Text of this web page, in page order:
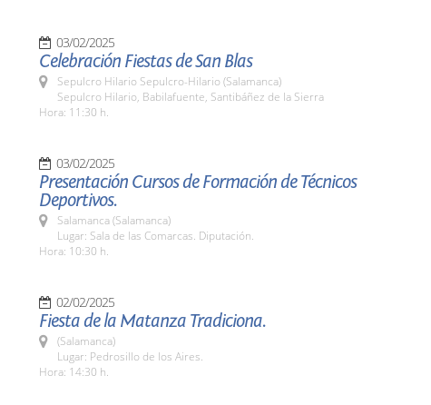
03/02/2025
Celebración Fiestas de San Blas
Sepulcro Hilario Sepulcro-Hilario (Salamanca)
Sepulcro Hilario, Babilafuente, Santibáñez de la Sierra
Hora: 11:30 h.
03/02/2025
Presentación Cursos de Formación de Técnicos
Deportivos.
Salamanca (Salamanca)
Lugar: Sala de las Comarcas. Diputación.
Hora: 10:30 h.
02/02/2025
Fiesta de la Matanza Tradiciona.
(Salamanca)
Lugar: Pedrosillo de los Aires.
Hora: 14:30 h.